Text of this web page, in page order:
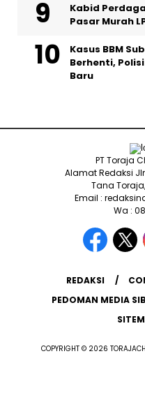
Kabid
Pasar Murah
Kasus BBM
Berhenti,
Baru
PT Toraja
Alamat Redaksi
Tana
Email :
Wa :
REDAKSI
PEDOMAN MEDIA
COPYRIGHT © 2026